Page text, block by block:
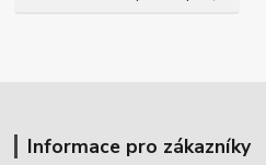
Informace pro zákazníky